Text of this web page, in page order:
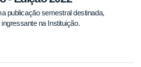
publicação semestral destinada,
na Instituição.